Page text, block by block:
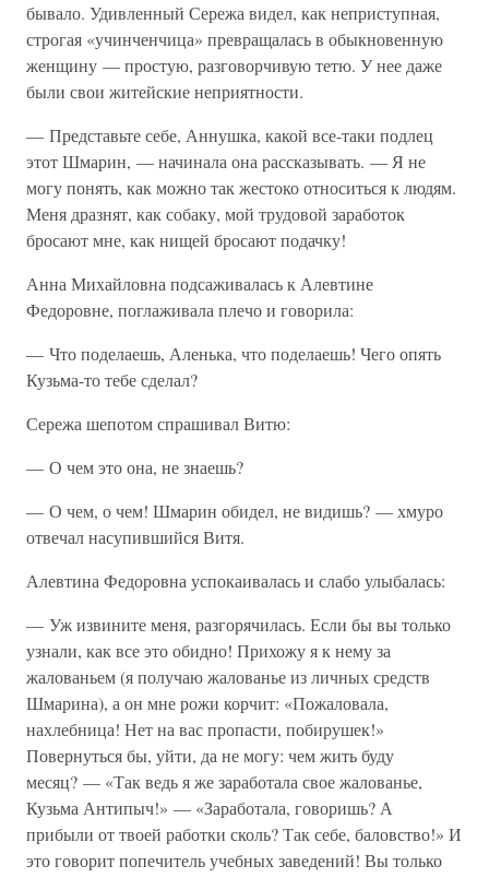
бывало. Удивленный Сережа видел, как неприступная,
строгая «учинченчица» превращалась в обыкновенную
женщину — простую, разговорчивую тетю. У нее даже
были свои житейские неприятности.
— Представьте себе, Аннушка, какой все-таки подлец
этот Шмарин, — начинала она рассказывать. — Я не
могу понять, как можно так жестоко относиться к людям.
Меня дразнят, как собаку, мой трудовой заработок
бросают мне, как нищей бросают подачку!
Анна Михайловна подсаживалась к Алевтине
Федоровне, поглаживала плечо и говорила:
— Что поделаешь, Аленька, что поделаешь! Чего опять
Кузьма-то тебе сделал?
Сережа шепотом спрашивал Витю:
— О чем это она, не знаешь?
— О чем, о чем! Шмарин обидел, не видишь? — хмуро
отвечал насупившийся Витя.
Алевтина Федоровна успокаивалась и слабо улыбалась:
— Уж извините меня, разгорячилась. Если бы вы только
узнали, как все это обидно! Прихожу я к нему за
жалованьем (я получаю жалованье из личных средств
Шмарина), а он мне рожи корчит: «Пожаловала,
нахлебница! Нет на вас пропасти, побирушек!»
Повернуться бы, уйти, да не могу: чем жить буду
месяц? — «Так ведь я же заработала свое жалованье,
Кузьма Антипыч!» — «Заработала, говоришь? А
прибыли от твоей работки сколь? Так себе, баловство!» И
это говорит попечитель учебных заведений! Вы только